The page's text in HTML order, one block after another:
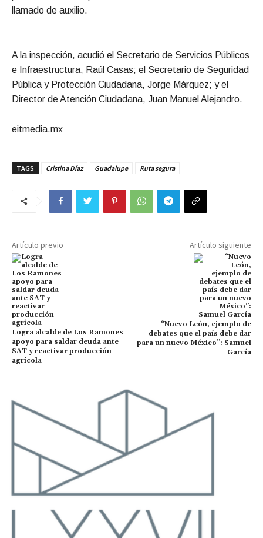
llamado de auxilio.
A la inspección, acudió el Secretario de Servicios Públicos
e Infraestructura, Raúl Casas; el Secretario de Seguridad
Pública y Protección Ciudadana, Jorge Márquez; y el
Director de Atención Ciudadana, Juan Manuel Alejandro.
eitmedia.mx
TAGS Cristina Díaz Guadalupe Ruta segura
Artículo previo
Logra alcalde de Los Ramones
apoyo para saldar deuda ante
SAT y reactivar producción
agrícola
Artículo siguiente
“Nuevo León, ejemplo de
debates que el país debe dar
para un nuevo México”: Samuel
García